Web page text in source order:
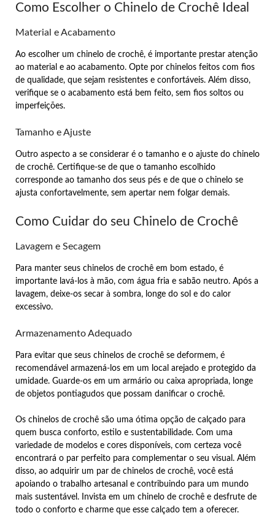
Como Escolher o Chinelo de Crochê Ideal
Material e Acabamento
Ao escolher um chinelo de crochê, é importante prestar atenção
ao material e ao acabamento. Opte por chinelos feitos com fios
de qualidade, que sejam resistentes e confortáveis. Além disso,
verifique se o acabamento está bem feito, sem fios soltos ou
imperfeições.
Tamanho e Ajuste
Outro aspecto a se considerar é o tamanho e o ajuste do chinelo
de crochê. Certifique-se de que o tamanho escolhido
corresponde ao tamanho dos seus pés e de que o chinelo se
ajusta confortavelmente, sem apertar nem folgar demais.
Como Cuidar do seu Chinelo de Crochê
Lavagem e Secagem
Para manter seus chinelos de crochê em bom estado, é
importante lavá-los à mão, com água fria e sabão neutro. Após a
lavagem, deixe-os secar à sombra, longe do sol e do calor
excessivo.
Armazenamento Adequado
Para evitar que seus chinelos de crochê se deformem, é
recomendável armazená-los em um local arejado e protegido da
umidade. Guarde-os em um armário ou caixa apropriada, longe
de objetos pontiagudos que possam danificar o crochê.
Os chinelos de crochê são uma ótima opção de calçado para
quem busca conforto, estilo e sustentabilidade. Com uma
variedade de modelos e cores disponíveis, com certeza você
encontrará o par perfeito para complementar o seu visual. Além
disso, ao adquirir um par de chinelos de crochê, você está
apoiando o trabalho artesanal e contribuindo para um mundo
mais sustentável. Invista em um chinelo de crochê e desfrute de
todo o conforto e charme que esse calçado tem a oferecer.